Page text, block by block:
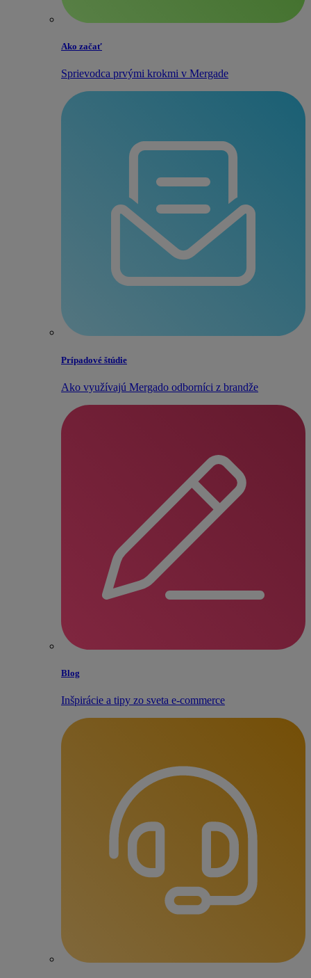
Ako začať
Sprievodca prvými krokmi v Mergade
Prípadové štúdie
Ako využívajú Mergado odborníci z brandže
Blog
Inšpirácie a tipy zo sveta e‑commerce